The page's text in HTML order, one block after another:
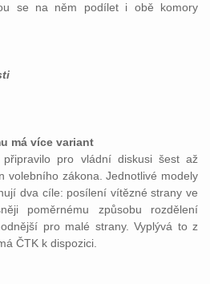
se na něm podílet i obě komory
má více variant
připravilo pro vládní diskusi šest až
volebního zákona. Jednotlivé modely
dva cíle: posílení vítězné strany ve
poměrnému způsobu rozdělení
pro malé strany. Vyplývá to z
ČTK k dispozici.